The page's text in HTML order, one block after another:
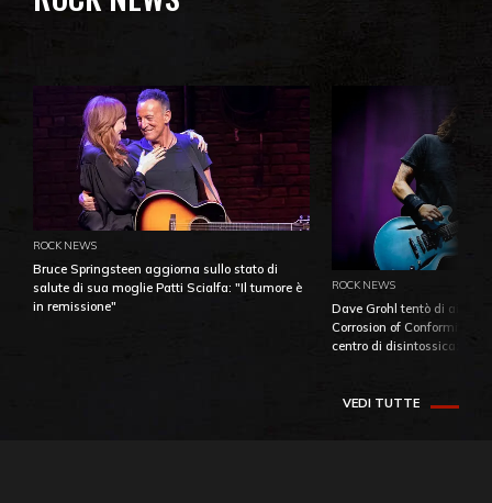
ROCK NEWS
Bruce Springsteen aggiorna sullo stato di
salute di sua moglie Patti Scialfa: "Il tumore è
in remissione"
ROCK NEWS
Dave Grohl tentò di
Corrosion of Conformity
centro di
VEDI TUTTE